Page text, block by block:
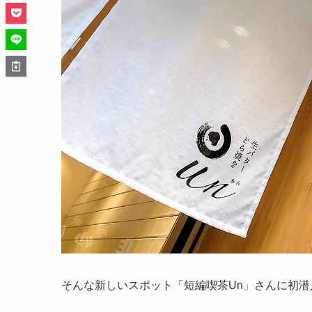
そんな新しいスポット「短編喫茶Un」さんに初